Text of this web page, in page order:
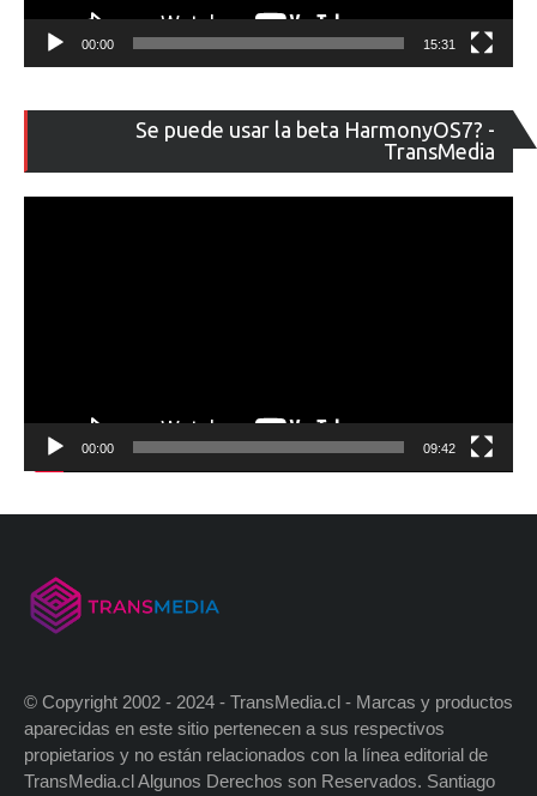
00:00 15:31
Se puede usar la beta HarmonyOS7? -
TransMedia
de
00:00 09:42
© Copyright 2002 - 2024 - TransMedia.cl - Marcas y productos
aparecidas en este sitio pertenecen a sus respectivos
propietarios y no están relacionados con la línea editorial de
TransMedia.cl Algunos Derechos son Reservados. Santiago